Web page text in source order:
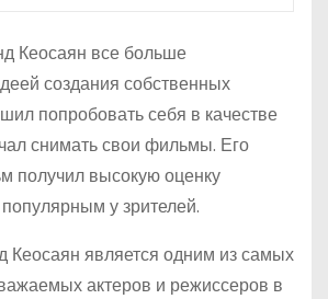
Кеосаян все больше
создания собственных
попробовать себя в качестве
снимать свои фильмы. Его
получил высокую оценку
у зрителей.
Кеосаян является одним из самых
актеров и режиссеров в